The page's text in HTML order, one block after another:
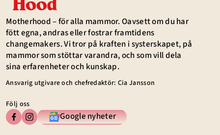
Motherhood – för alla mammor. Oavsett om du har
fött egna, andras eller fostrar framtidens
changemakers. Vi tror på kraften i systerskapet, på
mammor som stöttar varandra, och som vill dela
sina erfarenheter och kunskap.
Ansvarig utgivare och chefredaktör: Cia Jansson
Följ oss
Google nyheter